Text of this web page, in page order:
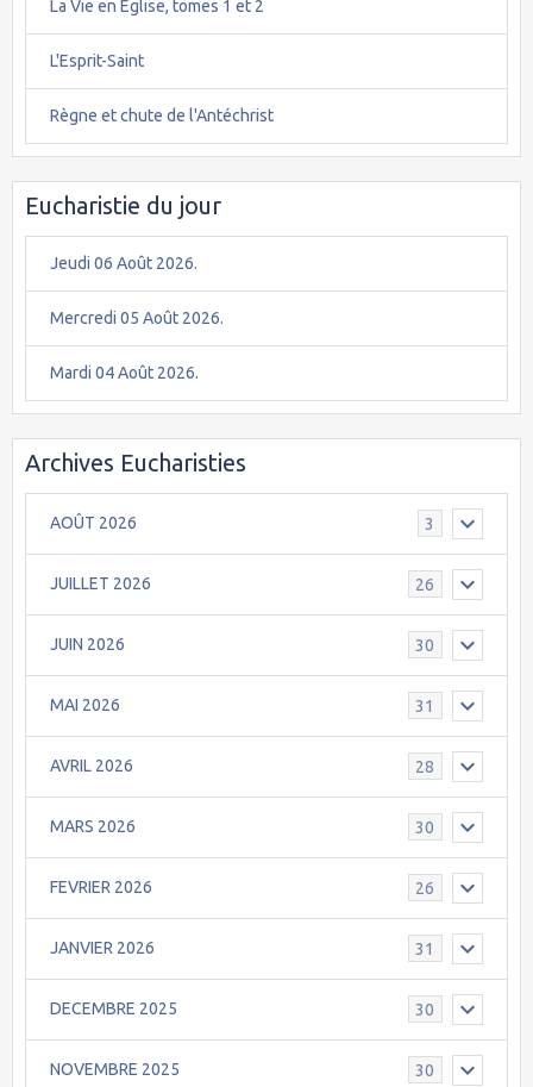
La Vie en Église, tomes 1 et 2
L'Esprit-Saint
Règne et chute de l'Antéchrist
Eucharistie du jour
Jeudi 06 Août 2026.
Mercredi 05 Août 2026.
Mardi 04 Août 2026.
Archives Eucharisties
AOÛT 2026 3
JUILLET 2026 26
JUIN 2026 30
MAI 2026 31
AVRIL 2026 28
MARS 2026 30
FEVRIER 2026 26
JANVIER 2026 31
DECEMBRE 2025 30
NOVEMBRE 2025 30